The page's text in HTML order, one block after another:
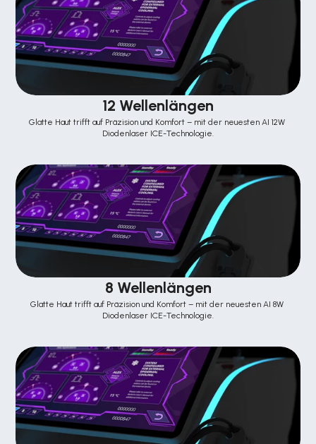
12 Wellenlängen
Glatte Haut trifft auf Präzision und Komfort – mit der neuesten AI 12W
Diodenlaser ICE-Technologie.
8 Wellenlängen
Glatte Haut trifft auf Präzision und Komfort – mit der neuesten AI 8W
Diodenlaser ICE-Technologie.